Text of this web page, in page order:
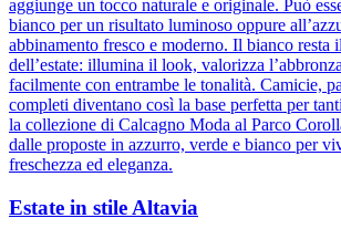
aggiunge un tocco naturale e originale. Può
bianco per un risultato luminoso oppure
abbinamento fresco e moderno. Il bianco resta
dell’estate: illumina il look, valorizza
facilmente con entrambe le tonalità. Camicie,
completi diventano così la base perfetta per
la collezione di Calcagno Moda al Parco
dalle proposte in azzurro, verde e bianco per
freschezza ed eleganza.
Estate in stile Altavia